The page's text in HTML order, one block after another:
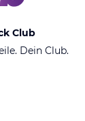
Club
Dein Club.